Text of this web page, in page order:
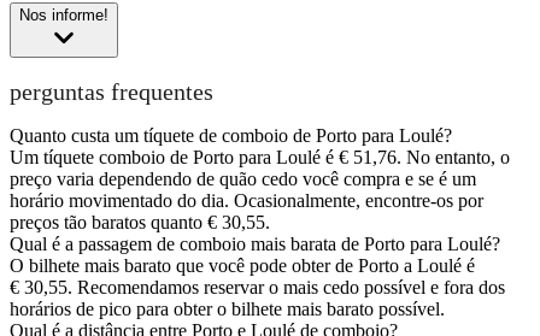
Nos informe!
perguntas frequentes
Quanto custa um tíquete de comboio de Porto para Loulé?
Um tíquete comboio de Porto para Loulé é € 51,76. No entanto, o
preço varia dependendo de quão cedo você compra e se é um
horário movimentado do dia. Ocasionalmente, encontre-os por
preços tão baratos quanto € 30,55.
Qual é a passagem de comboio mais barata de Porto para Loulé?
O bilhete mais barato que você pode obter de Porto a Loulé é
€ 30,55. Recomendamos reservar o mais cedo possível e fora dos
horários de pico para obter o bilhete mais barato possível.
Qual é a distância entre Porto e Loulé de comboio?